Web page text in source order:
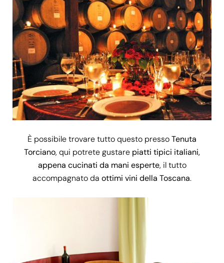
È possibile trovare tutto questo pressoTenuta
Torciano, qui potrete gustare piatti tipici italiani,
appena cucinati da mani esperte, il tutto
accompagnato da ottimi vini della Toscana.